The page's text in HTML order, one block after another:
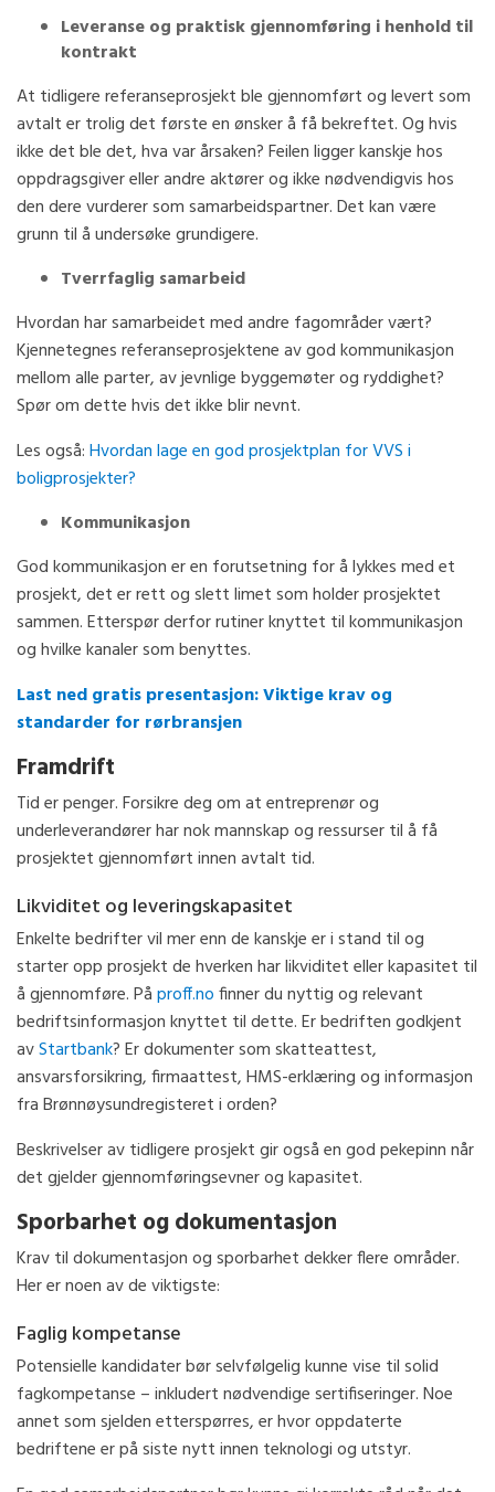
Leveranse og praktisk gjennomføring i henhold til
kontrakt
At tidligere referanseprosjekt ble gjennomført og levert som
avtalt er trolig det første en ønsker å få bekreftet. Og hvis
ikke det ble det, hva var årsaken? Feilen ligger kanskje hos
oppdragsgiver eller andre aktører og ikke nødvendigvis hos
den dere vurderer som samarbeidspartner. Det kan være
grunn til å undersøke grundigere.
Tverrfaglig samarbeid
Hvordan har samarbeidet med andre fagområder vært?
Kjennetegnes referanseprosjektene av god kommunikasjon
mellom alle parter, av jevnlige byggemøter og ryddighet?
Spør om dette hvis det ikke blir nevnt.
Les også:Hvordan lage en god prosjektplan for VVS i
boligprosjekter?
Kommunikasjon
God kommunikasjon er en forutsetning for å lykkes med et
prosjekt, det er rett og slett limet som holder prosjektet
sammen. Etterspør derfor rutiner knyttet til kommunikasjon
og hvilke kanaler som benyttes.
Last ned gratis presentasjon: Viktige krav og
standarder for rørbransjen
Framdrift
Tid er penger. Forsikre deg om at entreprenør og
underleverandører har nok mannskap og ressurser til å få
prosjektet gjennomført innen avtalt tid.
Likviditet og leveringskapasitet
Enkelte bedrifter vil mer enn de kanskje er i stand til og
starter opp prosjekt de hverken har likviditet eller kapasitet til
å gjennomføre. Påproff.nofinner du nyttig og relevant
bedriftsinformasjon knyttet til dette. Er bedriften godkjent
avStartbank? Er dokumenter som skatteattest,
ansvarsforsikring, firmaattest, HMS-erklæring og informasjon
fra Brønnøysundregisteret i orden?
Beskrivelser av tidligere prosjekt gir også en god pekepinn når
det gjelder gjennomføringsevner og kapasitet.
Sporbarhet og dokumentasjon
Krav til dokumentasjon og sporbarhet dekker flere områder.
Her er noen av de viktigste:
Faglig kompetanse
Potensielle kandidater bør selvfølgelig kunne vise til solid
fagkompetanse – inkludert nødvendige sertifiseringer. Noe
annet som sjelden etterspørres, er hvor oppdaterte
bedriftene er på siste nytt innen teknologi og utstyr.